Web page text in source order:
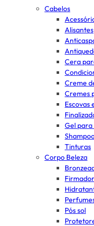
Cabelos
Alisantes
Cera
Creme
Cremes
Escovas
Gel para
Tinturas
Corpo Beleza
Firmador
Pós sol